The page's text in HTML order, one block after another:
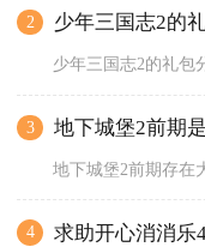
2 少年三国志2的
3 地下城堡2前期
4 求助开心消消乐